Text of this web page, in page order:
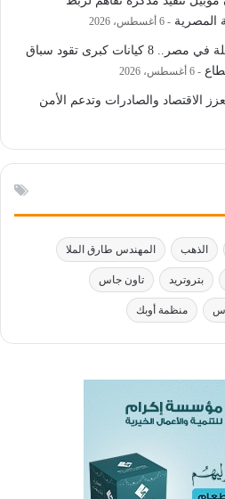
المصرية
6 أغسطس، 2026
شركات التعدين العالمية العاملة في مصر.. 8 كيانات كبرى تقود سباق
6 أغسطس، 2026
10 ركائز تعزز الاقتصاد والصادرات وتدعم الأمن
الذهب المهندس طارق الملا
بتروتريد تاون جاس
منظمة أوبك